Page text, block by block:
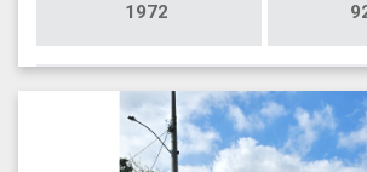
1972